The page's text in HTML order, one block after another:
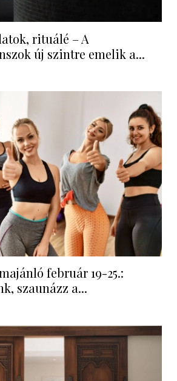
rituálé – A
új szintre emelik a...
február 19-25.:
szaunázz a...